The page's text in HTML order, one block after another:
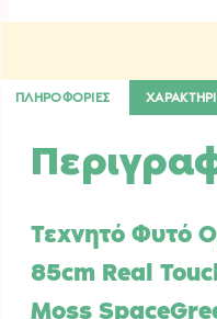
SpaceGreen.
ΠΛΗΡΟΦΟΡΙΕΣ
Τεχνητό Φυτό
85cm Real
Moss